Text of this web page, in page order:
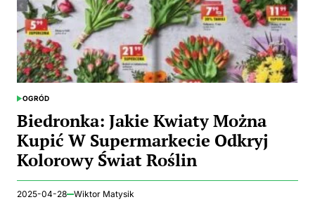
POSTED
OGRÓD
Biedronka: Jakie Kwiaty Można
Kupić W Supermarkecie Odkryj
Kolorowy Świat Roślin
2025-04-28 Wiktor Matysik